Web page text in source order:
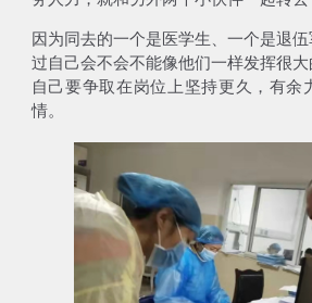
因为同去的一个是医学生、一个是退
过自己会不会不能像他们一样发挥很
自己要争取在岗位上坚持更久，有余
情。